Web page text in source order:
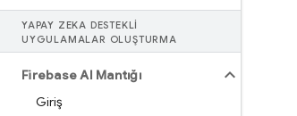
YAPAY ZEKA DESTEKLI
UYGULAMALAR OLUŞTURMA
Firebase AI Mantığı
Giriş